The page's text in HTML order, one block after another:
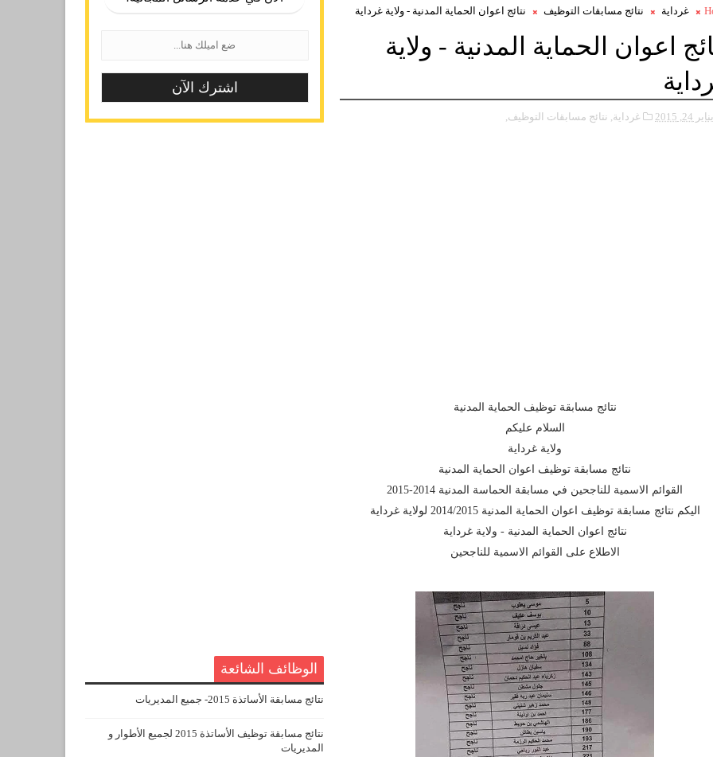
غرداية نتائج مسابقات التوظيف نتائج اعوان الحماية المدنية - ولاية غرداية
اعوان الحماية المدنية - ولاية
يناير 24, 2015 غرداية, نتائج مسابقات التوظيف,
نتائج مسابقة توظيف الحماية المدنية
السلام عليكم
ولاية غرداية
نتائج مسابقة توظيف اعوان الحماية المدنية
القوائم الاسمية للناجحين في مسابقة الحماسة المدنية 2014-2015
اليكم نتائج مسابقة توظيف اعوان الحماية المدنية 2014/2015 لولاية غرداية
نتائج اعوان الحماية المدنية - ولاية غرداية
الاطلاع على القوائم الاسمية للناجحين
الوظائف الشائعة
نتائج مسابقة الأساتذة 2015- جميع المديريات
نتائج مسابقة توظيف الأساتذة 2015 لجميع الأطوار و
المديريات